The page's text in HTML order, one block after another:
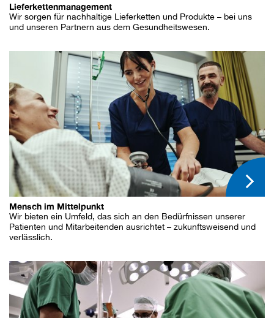
Lieferkettenmanagement
Wir sorgen für nachhaltige Lieferketten und Produkte – bei uns
und unseren Partnern aus dem Gesundheitswesen.
Mensch im Mittelpunkt
Wir bieten ein Umfeld, das sich an den Bedürfnissen unserer
Patienten und Mitarbeitenden ausrichtet – zukunftsweisend und
verlässlich.